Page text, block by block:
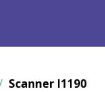
Scanner I1190